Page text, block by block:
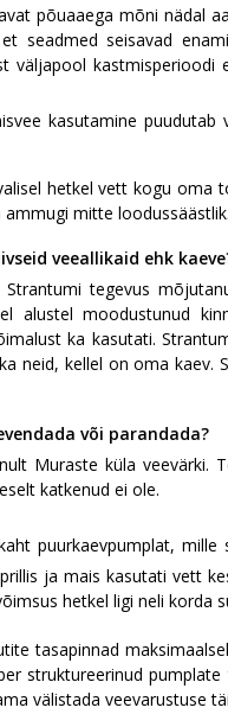
põuaaega mõni nädal
seadmed seisavad
väljapool kastmisperioodi
kasutamine puudutab
hetkel vett kogu oma
mitte loodussäästlik.
veeallikaid ehk
tegevus
alustel moodustunud
ka kasutati.
neid, kellel on oma kaev.
või parandada?
Muraste küla veevärki.
katkenud ei ole.
puurkaevpumplat,
ja mais kasutati vett
hetkel ligi neli korda
tasapinnad
struktureerinud
välistada veevarustuse